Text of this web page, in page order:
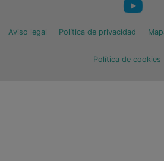
Aviso legal Política de privacidad
Política de cookies